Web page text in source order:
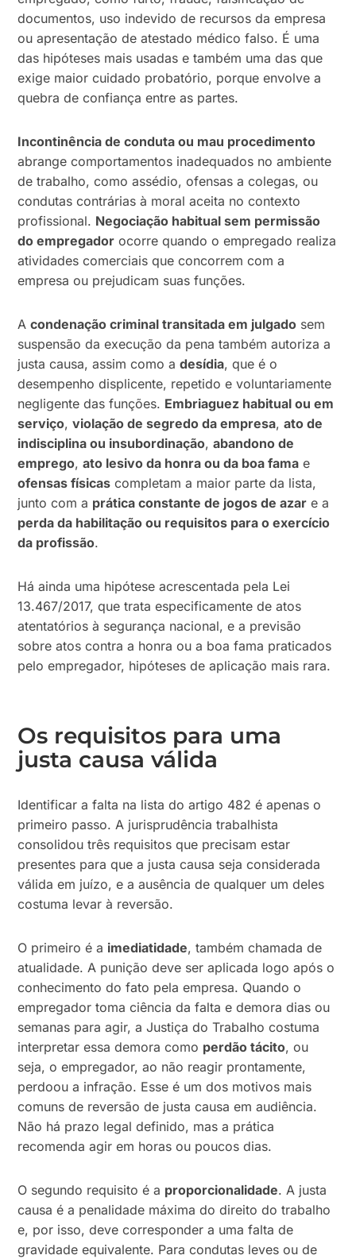
documentos, uso indevido de recursos da empresa
ou apresentação de atestado médico falso. É uma
das hipóteses mais usadas e também uma das que
exige maior cuidado probatório, porque envolve a
quebra de confiança entre as partes.
Incontinência de conduta ou mau procedimento
abrange comportamentos inadequados no ambiente
de trabalho, como assédio, ofensas a colegas, ou
condutas contrárias à moral aceita no contexto
profissional. Negociação habitual sem permissão
do empregador ocorre quando o empregado realiza
atividades comerciais que concorrem com a
empresa ou prejudicam suas funções.
Acondenação criminal transitada em julgado sem
suspensão da execução da pena também autoriza a
justa causa, assim como adesídia, que é o
desempenho displicente, repetido e voluntariamente
negligente das funções. Embriaguez habitual ou em
serviço,violação de segredo da empresa,ato de
indisciplina ou insubordinação,abandono de
emprego,ato lesivo da honra ou da boa fama e
ofensas físicas completam a maior parte da lista,
junto com a prática constante de jogos de azar e a
perda da habilitação ou requisitos para o exercício
da profissão.
Há ainda uma hipótese acrescentada pela Lei
13.467/2017, que trata especificamente de atos
atentatórios à segurança nacional, e a previsão
sobre atos contra a honra ou a boa fama praticados
pelo empregador, hipóteses de aplicação mais rara.
Os requisitos para uma
justa causa válida
Identificar a falta na lista do artigo 482 é apenas o
primeiro passo. A jurisprudência trabalhista
consolidou três requisitos que precisam estar
presentes para que a justa causa seja considerada
válida em juízo, e a ausência de qualquer um deles
costuma levar à reversão.
O primeiro é a imediatidade, também chamada de
atualidade. A punição deve ser aplicada logo após o
conhecimento do fato pela empresa. Quando o
empregador toma ciência da falta e demora dias ou
semanas para agir, a Justiça do Trabalho costuma
interpretar essa demora como perdão tácito, ou
seja, o empregador, ao não reagir prontamente,
perdoou a infração. Esse é um dos motivos mais
comuns de reversão de justa causa em audiência.
Não há prazo legal definido, mas a prática
recomenda agir em horas ou poucos dias.
O segundo requisito é a proporcionalidade. A justa
causa é a penalidade máxima do direito do trabalho
e, por isso, deve corresponder a uma falta de
gravidade equivalente. Para condutas leves ou de